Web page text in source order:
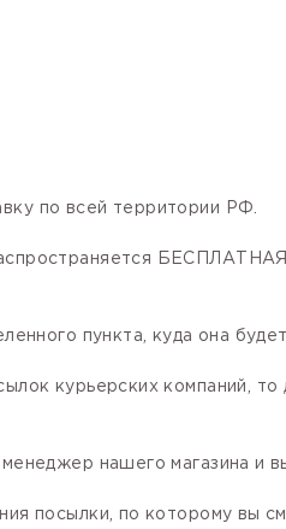
по всей территории РФ.
пункта, куда она
курьерских компаний,
нашего магазина и
посылки, по которому вы